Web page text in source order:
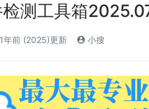
测工具箱
1年前 (2025)更新 小搜